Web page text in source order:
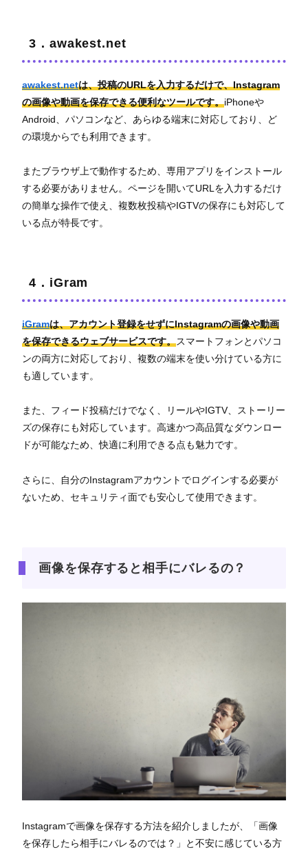
3．awakest.net
awakest.netは、投稿のURLを入力するだけで、Instagram
の画像や動画を保存できる便利なツールです。iPhoneや
Android、パソコンなど、あらゆる端末に対応しており、ど
の環境からでも利用できます。
またブラウザ上で動作するため、専用アプリをインストール
する必要がありません。ページを開いてURLを入力するだけ
の簡単な操作で使え、複数枚投稿やIGTVの保存にも対応して
いる点が特長です。
4．iGram
iGramは、アカウント登録をせずにInstagramの画像や動画
を保存できるウェブサービスです。スマートフォンとパソコ
ンの両方に対応しており、複数の端末を使い分けている方に
も適しています。
また、フィード投稿だけでなく、リールやIGTV、ストーリー
ズの保存にも対応しています。高速かつ高品質なダウンロー
ドが可能なため、快適に利用できる点も魅力です。
さらに、自分のInstagramアカウントでログインする必要が
ないため、セキュリティ面でも安心して使用できます。
画像を保存すると相手にバレるの？
Instagramで画像を保存する方法を紹介しましたが、「画像
を保存したら相手にバレるのでは？」と不安に感じている方